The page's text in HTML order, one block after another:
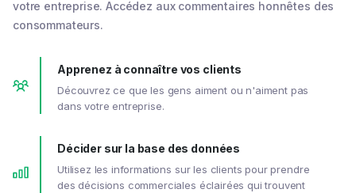
votre entreprise. Accédez aux commentaires honnêtes des
consommateurs.
Apprenez à connaître vos clients
Découvrez ce que les gens aiment ou n'aiment pas
dans votre entreprise.
Décider sur la base des données
Utilisez les informations sur les clients pour prendre
des décisions commerciales éclairées qui trouvent